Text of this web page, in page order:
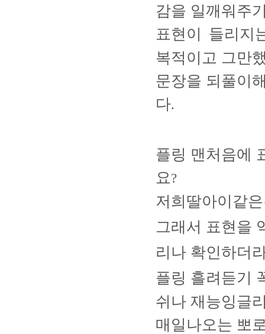
감을 일깨워주
표현이
들리지
복적이고 그만
문장을 되풀이
다.
플링 맨처음에
요?
저희딸아이같
그래서 표현을
리나 확인하더
플링 흘려듣기
쉬나 재능잉글
매일나오는 뽀